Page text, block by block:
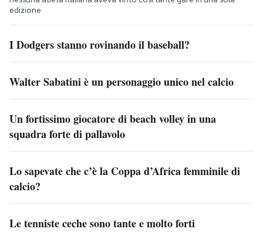
edizione
I Dodgers stanno rovinando il baseball?
Walter Sabatini è un personaggio unico nel calcio
Un fortissimo giocatore di beach volley in una
squadra forte di pallavolo
Lo sapevate che c’è la Coppa d’Africa femminile di
calcio?
Le tenniste ceche sono tante e molto forti